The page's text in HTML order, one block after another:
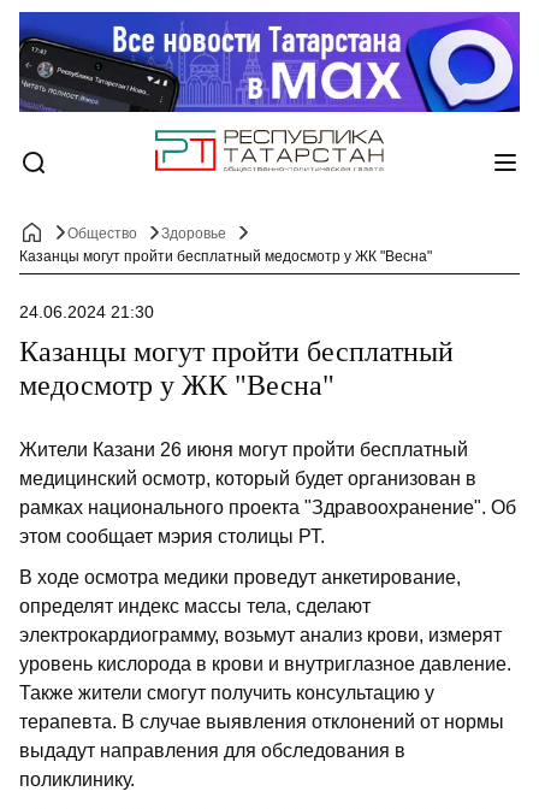
Общество
Здоровье
Казанцы могут пройти бесплатный медосмотр у ЖК "Весна"
24.06.2024 21:30
Казанцы могут пройти бесплатный
медосмотр у ЖК "Весна"
Жители Казани 26 июня могут пройти бесплатный
медицинский осмотр, который будет организован в
рамках национального проекта "Здравоохранение". Об
этом сообщает мэрия столицы РТ.
В ходе осмотра медики проведут анкетирование,
определят индекс массы тела, сделают
электрокардиограмму, возьмут анализ крови, измерят
уровень кислорода в крови и внутриглазное давление.
Также жители смогут получить консультацию у
терапевта. В случае выявления отклонений от нормы
выдадут направления для обследования в
поликлинику.